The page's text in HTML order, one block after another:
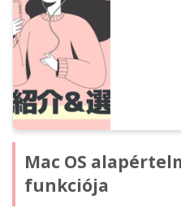
Mac OS
funkciója